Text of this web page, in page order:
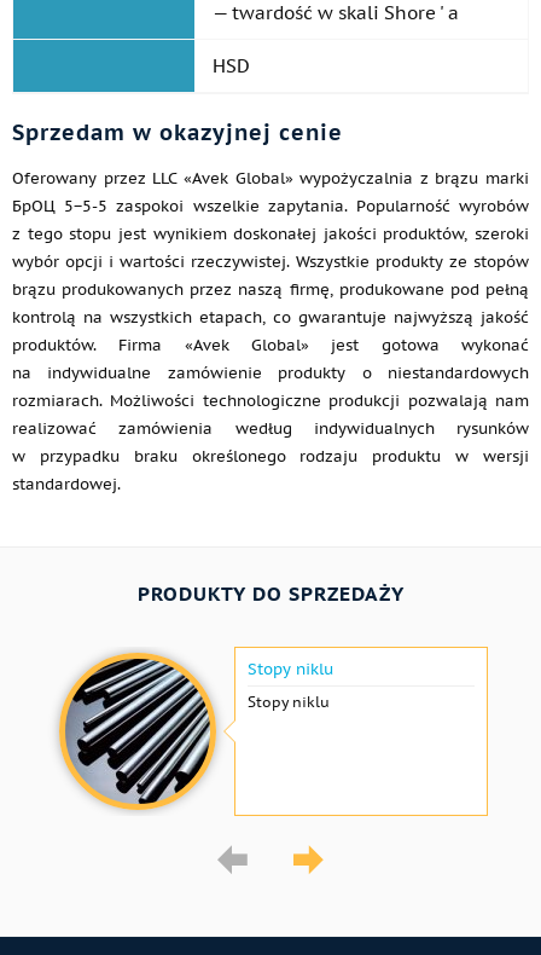
— twardość w skali Shore ' a
HSD
Sprzedam w okazyjnej cenie
Oferowany przez LLC «Avek Global» wypożyczalnia z brązu marki
БрОЦ 5−5-5 zaspokoi wszelkie zapytania. Popularność wyrobów
z tego stopu jest wynikiem doskonałej jakości produktów, szeroki
wybór opcji i wartości rzeczywistej. Wszystkie produkty ze stopów
brązu produkowanych przez naszą firmę, produkowane pod pełną
kontrolą na wszystkich etapach, co gwarantuje najwyższą jakość
produktów. Firma «Avek Global» jest gotowa wykonać
na indywidualne zamówienie produkty o niestandardowych
rozmiarach. Możliwości technologiczne produkcji pozwalają nam
realizować zamówienia według indywidualnych rysunków
w przypadku braku określonego rodzaju produktu w wersji
standardowej.
PRODUKTY DO SPRZEDAŻY
Stopy niklu
Stopy niklu